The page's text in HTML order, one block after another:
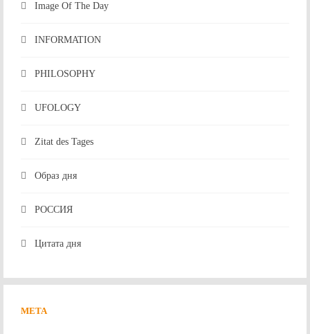
Image Of The Day
INFORMATION
PHILOSOPHY
UFOLOGY
Zitat des Tages
Образ дня
РОССИЯ
Цитата дня
МЕТА